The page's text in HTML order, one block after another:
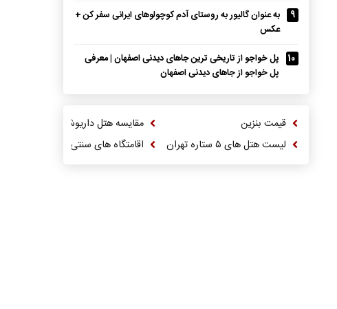
9
به عنوان گالیور به روستای آدم کوچولوهای ایرانی سفر کن +
عکس
10
پل خواجو از تاریخی ترین جاهای دیدنی اصفهان | معرفی
پل خواجو از جاهای دیدنی اصفهان
قیمت بنزین
لیست هتل های ۵ ستاره تهران
مقایسه هتل داریوش و ترنج کیش
اقامتگاه های سنتی شهر کاشان